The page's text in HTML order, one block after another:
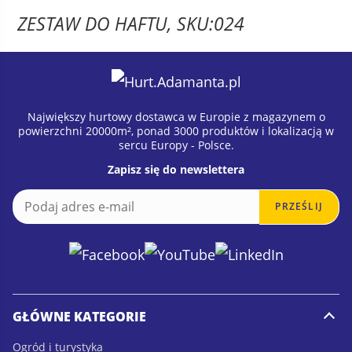
ZESTAW DO HAFTU, SKU:024
Największy hurtowy dostawca w Europie z magazynem o
powierzchni 20000m², ponad 3000 produktów i lokalizacją w
sercu Europy - Polsce.
Zapisz się do newslettera
a
i
l
E
m
PRZEŚLIJ
GŁÓWNE KATEGORIE
Ogród i turystyka